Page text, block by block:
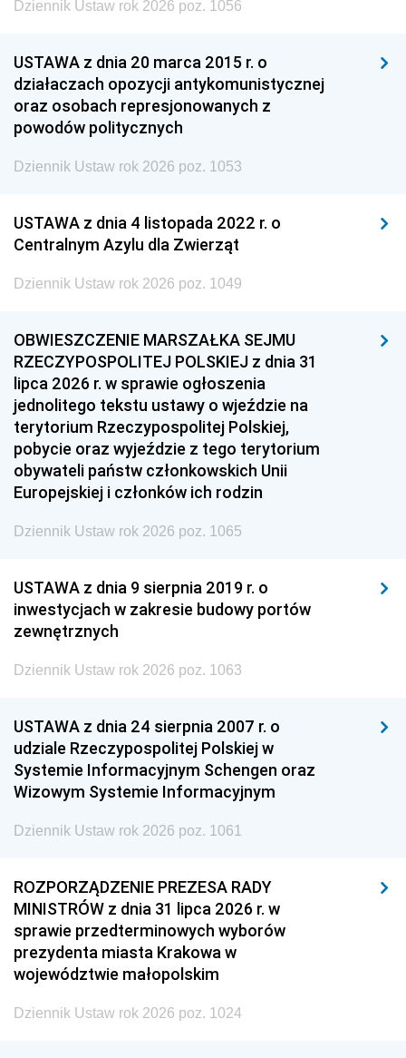
Dziennik Ustaw rok 2026 poz. 1056
USTAWA z dnia 20 marca 2015 r. o
działaczach opozycji antykomunistycznej
oraz osobach represjonowanych z
powodów politycznych
Dziennik Ustaw rok 2026 poz. 1053
USTAWA z dnia 4 listopada 2022 r. o
Centralnym Azylu dla Zwierząt
Dziennik Ustaw rok 2026 poz. 1049
OBWIESZCZENIE MARSZAŁKA SEJMU
RZECZYPOSPOLITEJ POLSKIEJ z dnia 31
lipca 2026 r. w sprawie ogłoszenia
jednolitego tekstu ustawy o wjeździe na
terytorium Rzeczypospolitej Polskiej,
pobycie oraz wyjeździe z tego terytorium
obywateli państw członkowskich Unii
Europejskiej i członków ich rodzin
Dziennik Ustaw rok 2026 poz. 1065
USTAWA z dnia 9 sierpnia 2019 r. o
inwestycjach w zakresie budowy portów
zewnętrznych
Dziennik Ustaw rok 2026 poz. 1063
USTAWA z dnia 24 sierpnia 2007 r. o
udziale Rzeczypospolitej Polskiej w
Systemie Informacyjnym Schengen oraz
Wizowym Systemie Informacyjnym
Dziennik Ustaw rok 2026 poz. 1061
ROZPORZĄDZENIE PREZESA RADY
MINISTRÓW z dnia 31 lipca 2026 r. w
sprawie przedterminowych wyborów
prezydenta miasta Krakowa w
województwie małopolskim
Dziennik Ustaw rok 2026 poz. 1024